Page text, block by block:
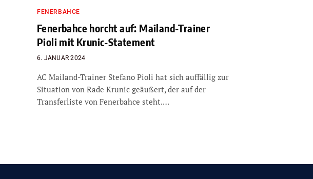
FENERBAHCE
Fenerbahce horcht auf: Mailand-Trainer
Pioli mit Krunic-Statement
6. JANUAR 2024
AC Mailand-Trainer Stefano Pioli hat sich auffällig zur
Situation von Rade Krunic geäußert, der auf der
Transferliste von Fenerbahce steht.…